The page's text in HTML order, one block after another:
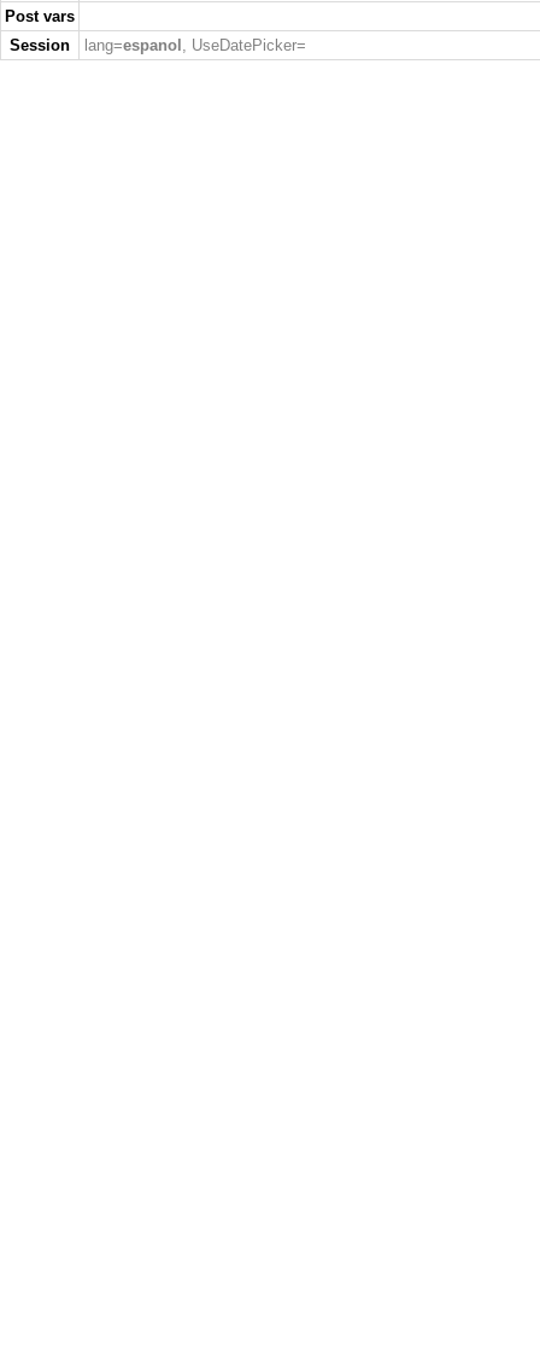
Post vars
Session
lang=espanol , UseDatePicker=